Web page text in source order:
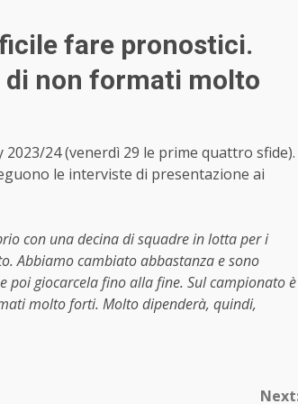
fare pronostici.
di non formati molto
24 (venerdì 29 le prime quattro sfide).
le interviste di presentazione ai
con una decina di squadre in lotta per i
Abbiamo cambiato abbastanza e sono
poi giocarcela fino alla fine. Sul campionato è
molto forti. Molto dipenderà, quindi,